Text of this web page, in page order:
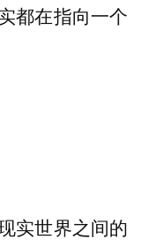
都在指向一个
实世界之间的